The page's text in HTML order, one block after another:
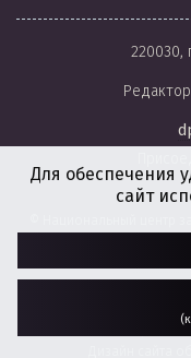
220030,
Дизайн сайта
Для обеспечения
сайт